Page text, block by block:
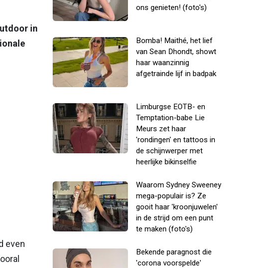
in
even
ons genieten! (foto's)
Bomba! Maithé, het lief
van Sean Dhondt, showt
haar waanzinnig
afgetrainde lijf in badpak
Limburgse EOTB- en
Temptation-babe Lie
Meurs zet haar
'rondingen' en tattoos in
de schijnwerper met
heerlijke bikinselfie
Waarom Sydney Sweeney
mega-populair is? Ze
gooit haar 'kroonjuwelen'
in de strijd om een punt
te maken (foto's)
Bekende paragnost die
'corona voorspelde'